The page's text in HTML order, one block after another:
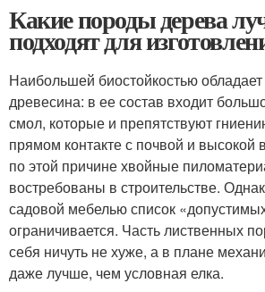
Какие породы дерева
подходят для
Наибольшей биостойкостью
древесина: в ее состав входит
смол, которые и препятствуют
прямом контакте с почвой и высокой
по этой причине хвойные
востребованы в строительстве.
садовой мебелью список
ограничивается. Часть лиственных
себя ничуть не хуже, а в плане
даже лучше, чем условная елка.